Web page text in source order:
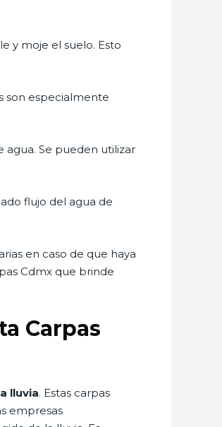
y moje el suelo. Esto
son especialmente
agua. Se pueden utilizar
flujo del agua de
en caso de que haya
Cdmx que brinde
Carpas
lluvia. Estas carpas
empresas